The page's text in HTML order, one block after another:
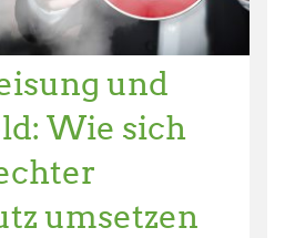
und
Wie sich
umsetzen